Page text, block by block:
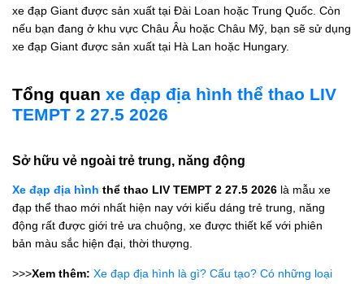
xe đạp Giant được sản xuất tại Đài Loan hoặc Trung Quốc. Còn
nếu bạn đang ở khu vực Châu Âu hoặc Châu Mỹ, bạn sẽ sử dụng
xe đạp Giant được sản xuất tại Hà Lan hoặc Hungary.
Tổng quan xe đạp địa hình thể thao LIV
TEMPT 2 27.5 2026
Sở hữu vẻ ngoài trẻ trung, năng động
Xe đạp địa hình thể thao LIV TEMPT 2 27.5 2026 là mẫu xe
đạp thể thao mới nhất hiện nay với kiểu dáng trẻ trung, năng
động rất được giới trẻ ưa chuộng, xe được thiết kế với phiên
bản màu sắc hiện đại, thời thượng.
>>>Xem thêm: Xe đạp địa hình là gì? Cấu tạo? Có những loại